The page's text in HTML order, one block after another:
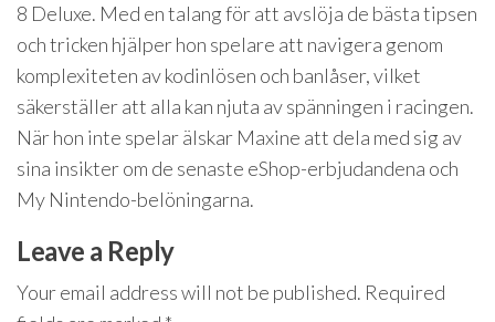
8 Deluxe. Med en talang för att avslöja de bästa tipsen
och tricken hjälper hon spelare att navigera genom
komplexiteten av kodinlösen och banlåser, vilket
säkerställer att alla kan njuta av spänningen i racingen.
När hon inte spelar älskar Maxine att dela med sig av
sina insikter om de senaste eShop-erbjudandena och
My Nintendo-belöningarna.
Leave a Reply
Your email address will not be published. Required